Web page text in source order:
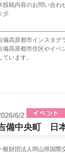
投稿内容のお問い合わ
彡
備高原都市インスタグ
備高原都市住区やイベ
ています。
6/2
備中央町 日
般財団法人岡山県国際